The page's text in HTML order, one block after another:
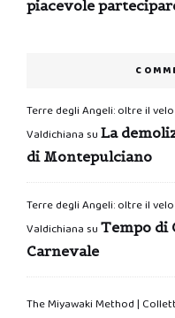
piacevole
Terre degli Angeli: oltre il
Valdichiana su La
di Montepulciano
Terre degli Angeli: oltre il
Valdichiana su Tempo di
Carnevale
The Miyawaki Method |